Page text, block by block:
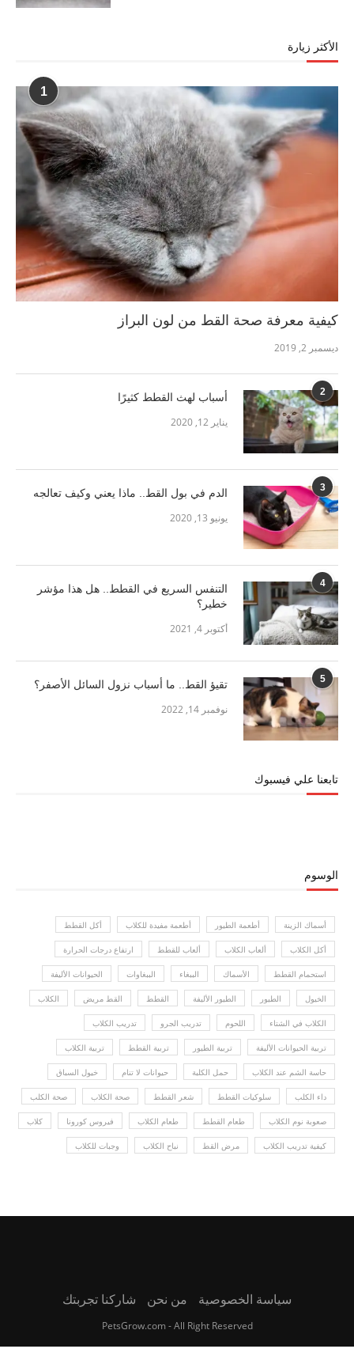
الأكثر زيارة
1
كيفية معرفة صحة القط من لون البراز
ديسمبر 2, 2019
2 أسباب لهث القطط كثيرًا
يناير 12, 2020
3 الدم في بول القط.. ماذا يعني وكيف تعالجه
يونيو 13, 2020
4
التنفس السريع في القطط.. هل هذا مؤشر
خطير؟
أكتوبر 4, 2021
5 تقيؤ القط.. ما أسباب نزول السائل الأصفر؟
نوفمبر 14, 2022
تابعنا علي فيسبوك
الوسوم
أسماك الزينة أطعمة الطيور أطعمة مفيدة للكلاب أكل القطط
أكل الكلاب ألعاب الكلاب ألعاب للقطط ارتفاع درجات الحرارة
استحمام القطط الأسماك الببغاء الببغاوات الحيوانات الأليفة
الخيول الطيور الطيور الأليفة القطط القط مريض الكلاب
الكلاب في الشتاء اللحوم تدريب الجرو تدريب الكلاب
تربية الحيوانات الأليفة تربية الطيور تربية القطط تربية الكلاب
حاسة الشم عند الكلاب حمل الكلبة حيوانات لا تنام خيول السباق
داء الكلب سلوكيات القطط شعر القطط صحة الكلاب صحة الكلب
صعوبة نوم الكلاب طعام القطط طعام الكلاب فيروس كورونا كلاب
كيفية تدريب الكلاب مرض القط نباح الكلاب وجبات للكلاب
سياسة الخصوصية من نحن شاركنا تجربتك
PetsGrow.com - All Right Reserved